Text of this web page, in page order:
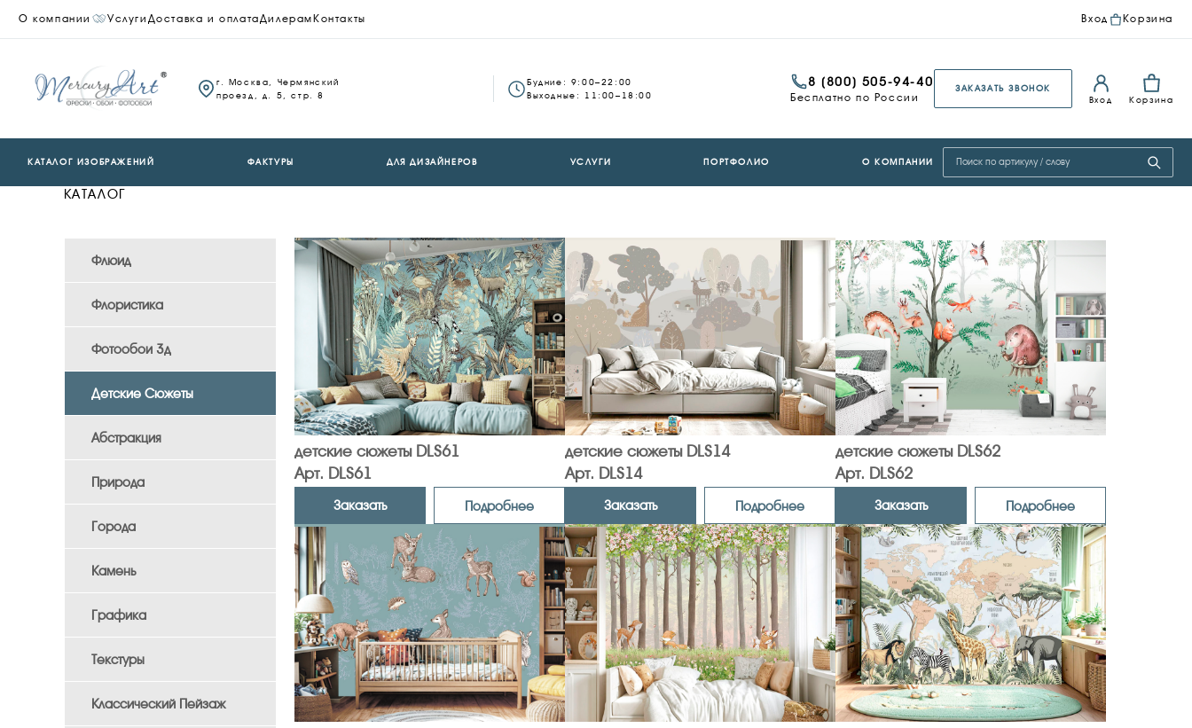
О компании Услуги Доставка и оплатаДилерам Контакты Вход Корзина
г. Москва, Чермянский
проезд, д. 5, стр. 8
Будние: 9:00–22:00
Выходные: 11:00–18:00
8 (800) 505-94-40
Бесплатно по России
ЗАКАЗАТЬ ЗВОНОК
Вход
Корзина
КАТАЛОГ ИЗОБРАЖЕНИЙ ФАКТУРЫ ДЛЯ ДИЗАЙНЕРОВ УСЛУГИ ПОРТФОЛИО О КОМПАНИИ Поиск по сайту
КАТАЛОГ
Флюид
Флористика
Фотообои 3д
Детские Сюжеты
Абстракция
Природа
Города
Камень
Графика
Текстуры
Классический Пейзаж
детские сюжеты DLS61
Арт. DLS61
Заказать Подробнее
детские сюжеты DLS14
Арт. DLS14
Заказать Подробнее
детские сюжеты DLS62
Арт. DLS62
Заказать Подробнее